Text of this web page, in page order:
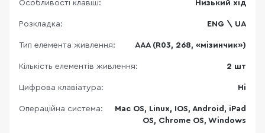
Особливості клавіш: Низький хід
Розкладка: ENG \ UA
Тип елемента живлення: AAA (R03, 268, «мізинчик»)
Кількість елементів живлення: 2 шт
Цифрова клавіатура: Ні
Операційна система:
Mac OS, Linux, IOS, Android, iPad
OS, Chrome OS, Windows